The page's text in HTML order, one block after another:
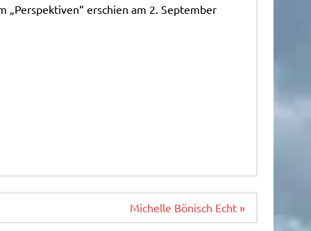
„Perspektiven“ erschien am 2. September
Michelle Bönisch Echt »